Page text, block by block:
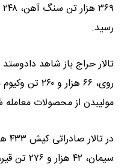
رسید.
مولیبدن از محصولات معامله